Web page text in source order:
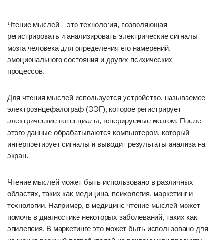
Чтение мыслей – это технология, позволяющая
регистрировать и анализировать электрические сигналы
мозга человека для определения его намерений,
эмоционального состояния и других психических
процессов.
Для чтения мыслей используется устройство, называемое
электроэнцефалограф (ЭЭГ), которое регистрирует
электрические потенциалы, генерируемые мозгом. После
этого данные обрабатываются компьютером, который
интерпретирует сигналы и выводит результаты анализа на
экран.
Чтение мыслей может быть использовано в различных
областях, таких как медицина, психология, маркетинг и
технологии. Например, в медицине чтение мыслей может
помочь в диагностике некоторых заболеваний, таких как
эпилепсия. В маркетинге это может быть использовано для